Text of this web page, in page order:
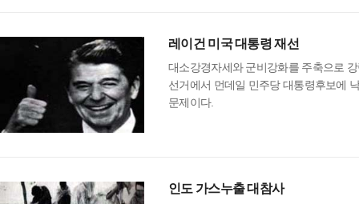
레이건 미국 대통령 재선
대소강경자세와 군비강화를 주축으로
선거에서 먼데일 민주당 대통령후보에
문제이다.
인도 가스누출 대참사